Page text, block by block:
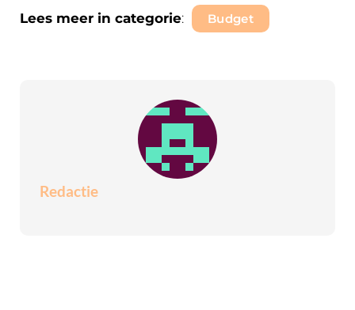
Lees meer in categorie: Budget
Redactie